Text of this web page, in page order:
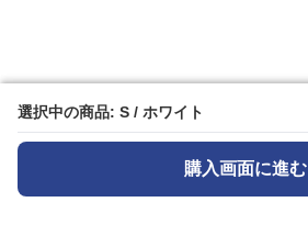
選択中の商品: S / ホワイト
購入画面に進む
選択中の商品: S / ホワイト
購入画面に進む